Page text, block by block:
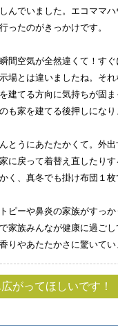
んでいました。エコママ
ったのがきっかけです。
間空気が全然違くて！す
場とは違いましたね。そ
建てる方向に気持ちが固
も家を建てる後押しになり
とうにあたたかくて。外
に戻って着替え直したりす
く、真冬でも掛け布団１枚
ピーや鼻炎の家族がすっ
家族みんなが健康に過ご
りやあたたかさに驚いてい
がってほしいです！